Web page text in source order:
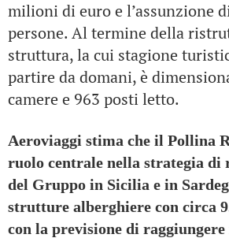
milioni di euro e l’assunzione
persone.Al termine della
struttura, la cui stagione
partire da domani, è
camere e 963 posti letto.
Aeroviaggi stima che il Pollina
ruolo centrale nella strategia di
del Gruppo in Sicilia e in
strutture alberghiere con circa
con la previsione di raggiungere